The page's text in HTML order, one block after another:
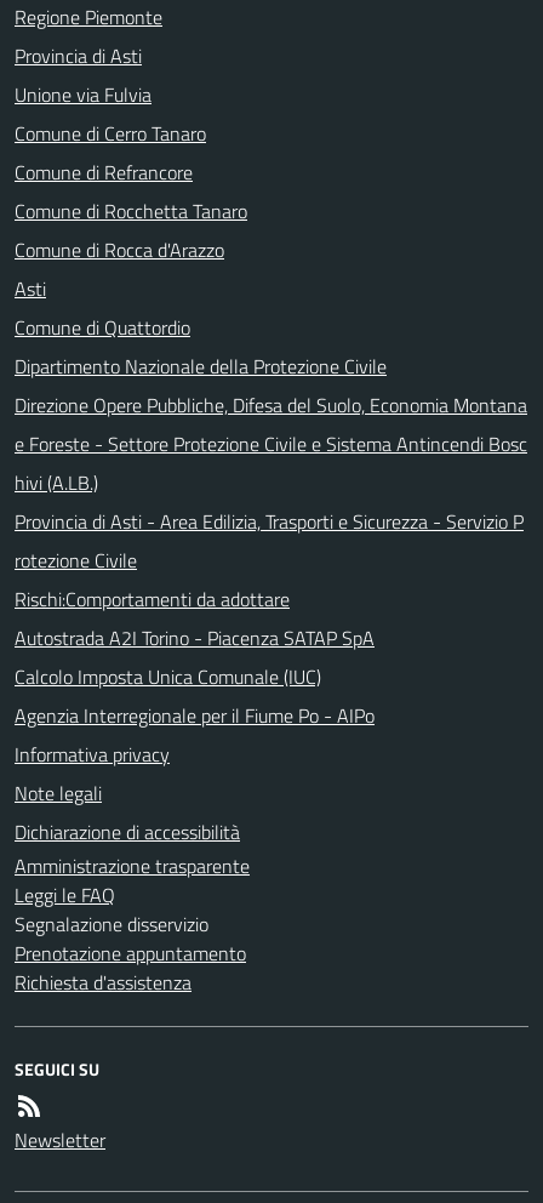
Regione Piemonte
Provincia di Asti
Unione via Fulvia
Comune di Cerro Tanaro
Comune di Refrancore
Comune di Rocchetta Tanaro
Comune di Rocca d'Arazzo
Asti
Comune di Quattordio
Dipartimento Nazionale della Protezione Civile
Direzione Opere Pubbliche, Difesa del Suolo, Economia Montana
e Foreste - Settore Protezione Civile e Sistema Antincendi Bosc
hivi (A.LB.)
Provincia di Asti - Area Edilizia, Trasporti e Sicurezza - Servizio P
rotezione Civile
Rischi:Comportamenti da adottare
Autostrada A2I Torino - Piacenza SATAP SpA
Calcolo Imposta Unica Comunale (IUC)
Agenzia Interregionale per il Fiume Po - AIPo
Informativa privacy
Note legali
Dichiarazione di accessibilità
Amministrazione trasparente
Leggi le FAQ
Segnalazione disservizio
Prenotazione appuntamento
Richiesta d'assistenza
SEGUICI SU
Newsletter